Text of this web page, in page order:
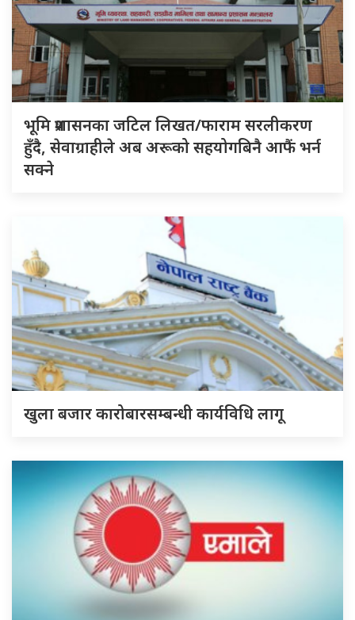
भूमि प्रशासनका जटिल लिखत/फाराम सरलीकरण
हुँदै, सेवाग्राहीले अब अरूको सहयोगबिनै आफैं भर्न
सक्ने
खुला बजार कारोबारसम्बन्धी कार्यविधि लागू